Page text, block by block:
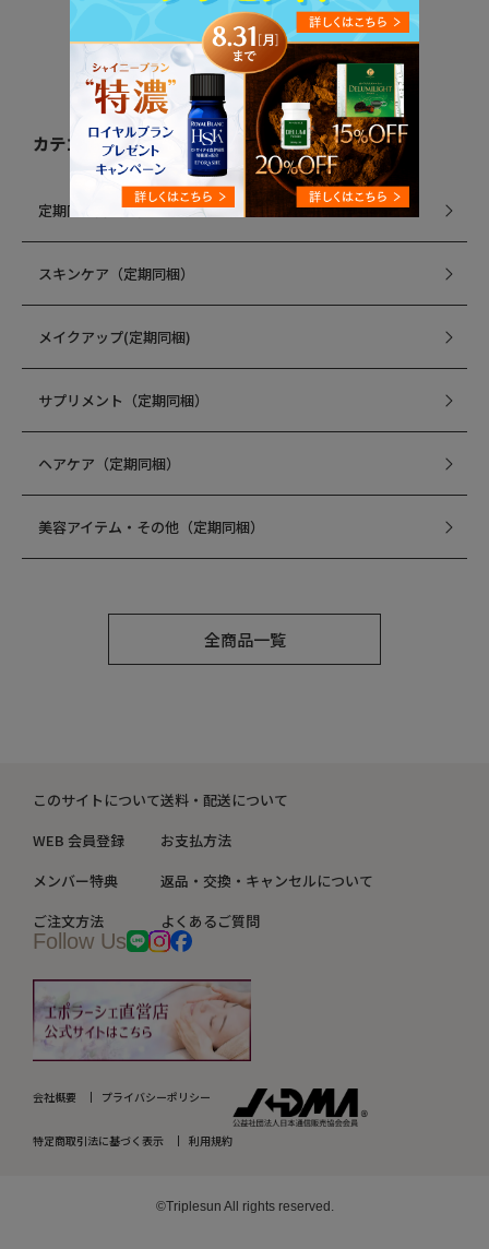
Product
商品を探す
カテゴリから探す
定期同梱商品一覧
スキンケア（定期同梱）
メイクアップ(定期同梱)
サプリメント（定期同梱）
ヘアケア（定期同梱）
美容アイテム・その他（定期同梱）
全商品一覧
このサイトについて
WEB 会員登録
メンバー特典
ご注文方法
送料・配送について
お支払方法
返品・交換・キャンセルについて
よくあるご質問
Follow Us
会社概要 プライバシーポリシー
特定商取引法に基づく表示 利用規約
©Triplesun All rights reserved.